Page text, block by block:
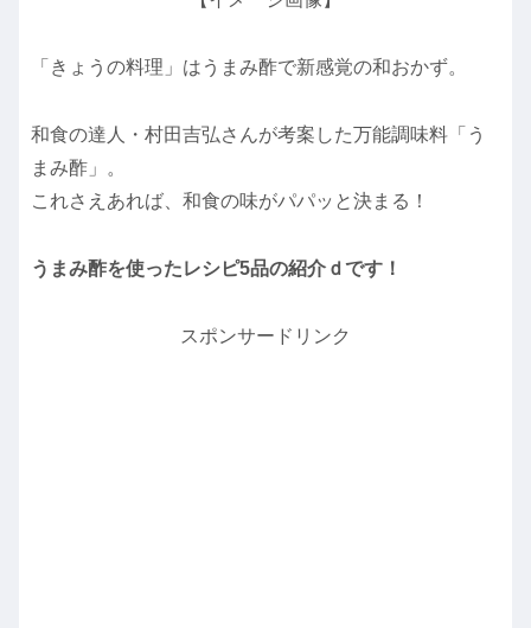
「きょうの料理」はうまみ酢で新感覚の和おかず。
和食の達人・村田吉弘さんが考案した万能調味料「う
まみ酢」。
これさえあれば、和食の味がパパッと決まる！
うまみ酢を使ったレシピ5品の紹介ｄです！
スポンサードリンク